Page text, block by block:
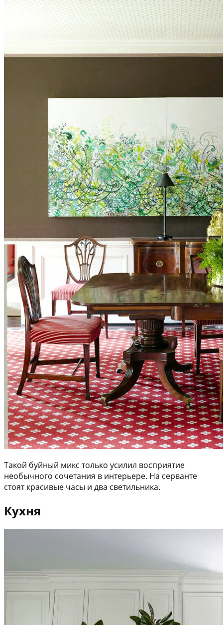
Такой буйный микс только усилил восприятие
необычного сочетания в интерьере. На серванте
стоят красивые часы и два светильника.
Кухня